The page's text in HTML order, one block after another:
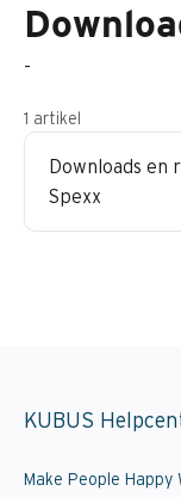
-
1 artikel
Downloads en
Spexx
KUBUS
Make People Happy